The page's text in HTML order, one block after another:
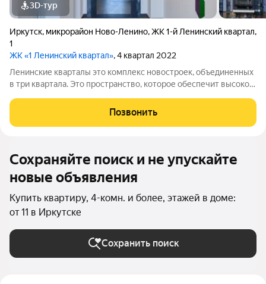
3D-тур
Иркутск, микрорайон Ново-Ленино,ЖК 1-й Ленинский квартал,
1
ЖК «1 Ленинский квартал», 4 квартал 2022
Ленинские кварталы это комплекс новостроек, объединенных
в три квартала. Это пространство, которое обеспечит высокое
уделено функциональности, комфорту и безопасности. Над
проектом трудились
Позвонить
Сохраняйте поиск и не упускайте
новые объявления
Купить квартиру, 4-комн. и более, этажей в доме:
от 11 в Иркутске
Сохранить поиск